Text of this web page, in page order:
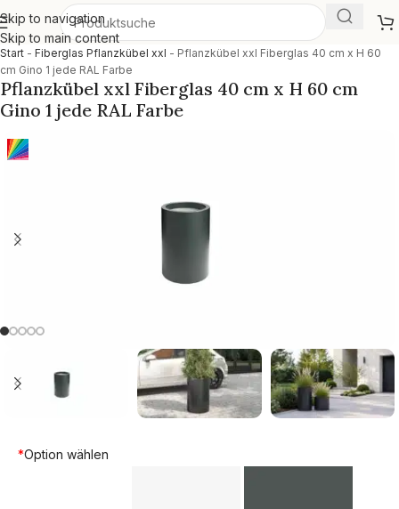
Skip to navigation
Skip to main content
Start - Fiberglas Pflanzkübel xxl - Pflanzkübel xxl Fiberglas 40 cm x H 60
cm Gino 1 jede RAL Farbe
Pflanzkübel xxl Fiberglas 40 cm x H 60 cm
Gino 1 jede RAL Farbe
*Option wählen